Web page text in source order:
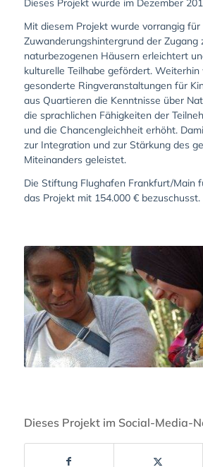
Dieses Projekt wurde im Dezember
Mit diesem Projekt wurde vorrangig für
Zuwanderungshintergrund der Zugang
naturbezogenen Häusern erleichtert
kulturelle Teilhabe gefördert.
gesonderte Ringveranstaltungen für
aus Quartieren die Kenntnisse über
die sprachlichen Fähigkeiten der
und die Chancengleichheit erhöht.
zur Integration und zur Stärkung des
Miteinanders geleistet.
Die Stiftung Flughafen Frankfurt/Main
das Projekt mit 154.000 € bezuschusst.
Dieses Projekt im Social-Media-